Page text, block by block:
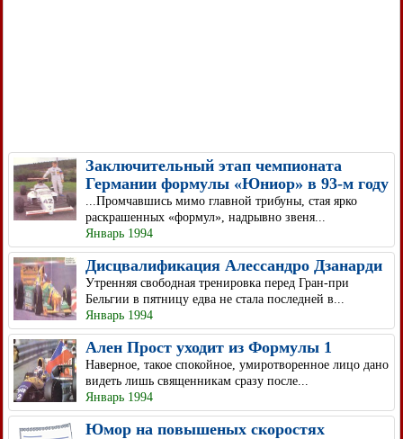
Заключительный этап чемпионата
Германии формулы «Юниор» в 93-м году
...Промчавшись мимо главной трибуны, стая ярко
раскрашенных «формул», надрывно звеня...
Январь 1994
Дисцвалификация Алессандро Дзанарди
Утренняя свободная тренировка перед Гран-при
Бельгии в пятницу едва не стала последней в...
Январь 1994
Ален Прост уходит из Формулы 1
Наверное, такое спокойное, умиротворенное лицо дано
видеть лишь священникам сразу после...
Январь 1994
Юмор на повышеных скоростях